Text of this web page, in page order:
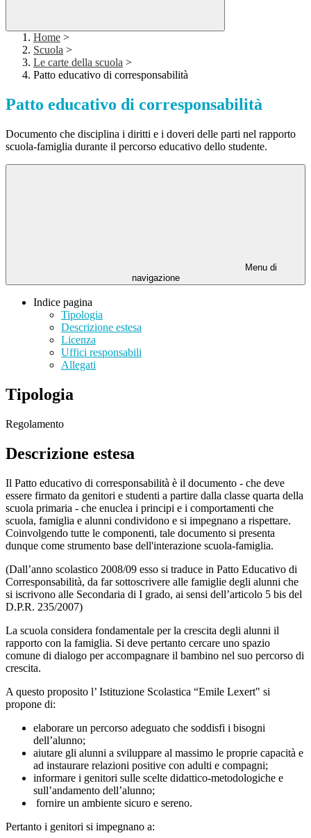
Home >
Scuola >
Le carte della scuola >
Patto educativo di corresponsabilità
Patto educativo di corresponsabilità
Documento che disciplina i diritti e i doveri delle parti nel rapporto
scuola-famiglia durante il percorso educativo dello studente.
Menu di
navigazione
Indice pagina
Tipologia
Descrizione estesa
Licenza
Uffici responsabili
Allegati
Tipologia
Regolamento
Descrizione estesa
Il Patto educativo di corresponsabilità è il documento - che deve
essere firmato da genitori e studenti a partire dalla classe quarta della
scuola primaria - che enuclea i principi e i comportamenti che
scuola, famiglia e alunni condividono e si impegnano a rispettare.
Coinvolgendo tutte le componenti, tale documento si presenta
dunque come strumento base dell'interazione scuola-famiglia.
(Dall’anno scolastico 2008/09 esso si traduce in Patto Educativo di
Corresponsabilità, da far sottoscrivere alle famiglie degli alunni che
si iscrivono alle Secondaria di I grado, ai sensi dell’articolo 5 bis del
D.P.R. 235/2007)
La scuola considera fondamentale per la crescita degli alunni il
rapporto con la famiglia. Si deve pertanto cercare uno spazio
comune di dialogo per accompagnare il bambino nel suo percorso di
crescita.
A questo proposito l’ Istituzione Scolastica “Emile Lexert" si
propone di:
elaborare un percorso adeguato che soddisfi i bisogni
dell’alunno;
aiutare gli alunni a sviluppare al massimo le proprie capacità e
ad instaurare relazioni positive con adulti e compagni;
informare i genitori sulle scelte didattico-metodologiche e
sull’andamento dell’alunno;
fornire un ambiente sicuro e sereno.
Pertanto i genitori si impegnano a: